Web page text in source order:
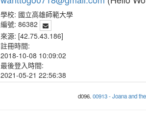
學校: 國立高雄師範大學
編號: 86382
來源: [42.75.43.186]
註冊時間:
2018-10-08 10:09:02
最後登入時間:
2021-05-21 22:56:38
d096. 00913 - Joana and